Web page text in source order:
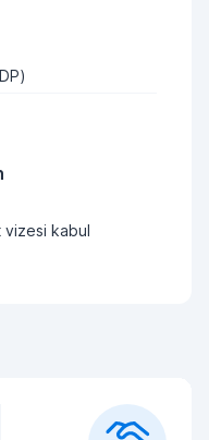
vizesi kabul